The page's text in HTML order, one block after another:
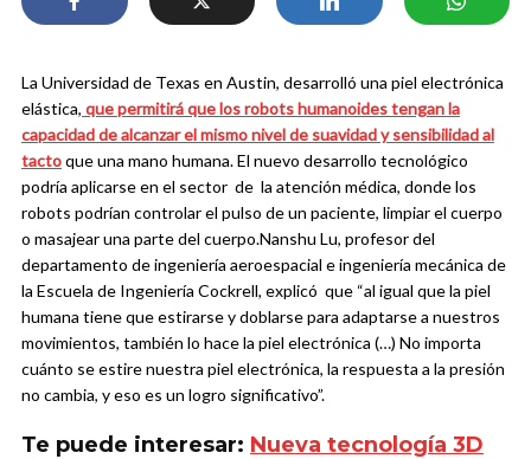
La Universidad de Texas en Austin, desarrolló una piel electrónica
elástica, que permitirá que los robots humanoides tengan la
capacidad de alcanzar el mismo nivel de suavidad y sensibilidad al
tactoque una mano humana.El nuevo desarrollo tecnológico
podría aplicarse en el sector de la atención médica, donde los
robots podrían controlar el pulso de un paciente, limpiar el cuerpo
o masajear una parte del cuerpo.Nanshu Lu, profesor del
departamento de ingeniería aeroespacial e ingeniería mecánica de
la Escuela de Ingeniería Cockrell, explicó que “al igual que la piel
humana tiene que estirarse y doblarse para adaptarse a nuestros
movimientos, también lo hace la piel electrónica (…) No importa
cuánto se estire nuestra piel electrónica, la respuesta a la presión
no cambia, y eso es un logro significativo”.
Te puede interesar: Nueva tecnología 3D